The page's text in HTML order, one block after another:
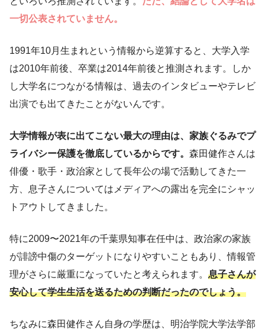
一切公表されていません。
1991年10月生まれという情報から逆算すると、大学入学
は2010年前後、卒業は2014年前後と推測されます。しか
し大学名につながる情報は、過去のインタビューやテレビ
出演でも出てきたことがないんです。
大学情報が表に出てこない最大の理由は、家族ぐるみでプ
ライバシー保護を徹底しているからです。 森田健作さんは
俳優・歌手・政治家として長年公の場で活動してきた一
方、息子さんについてはメディアへの露出を完全にシャッ
トアウトしてきました。
特に2009〜2021年の千葉県知事在任中は、政治家の家族
が誹謗中傷のターゲットになりやすいこともあり、情報管
理がさらに厳重になっていたと考えられます。 息子さんが
安心して学生生活を送るための判断だったのでしょう。
ちなみに森田健作さん自身の学歴は、明治学院大学法学部